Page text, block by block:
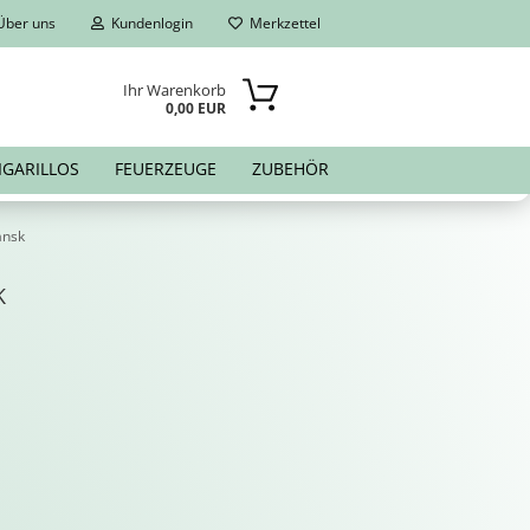
uns Kundenlogin Merkzettel
Ihr Warenkorb
0,00 EUR
FEUERZEUGE ZUBEHÖR